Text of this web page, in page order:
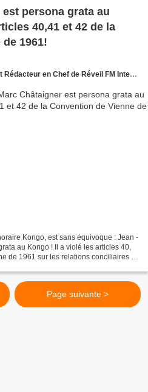
persona grata au
40,41 et 42 de la
1961!
en Chef de Réveil FM International
Kongo, est sans équivoque : Jean -
au Kongo ! Il a violé les articles 40,
de 1961 sur les relations conciliaires !
Page suivante >